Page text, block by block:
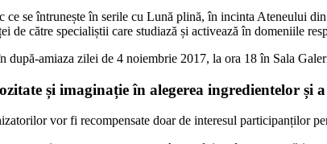
se întrunește în serile cu Lună plină, în incinta Ateneului
de către specialiștii care studiază și activează în domeniile
după-amiaza zilei de 4 noiembrie 2017, la ora 18 în Sala
și imaginație în alegerea ingredientelor și
vor fi recompensate doar de interesul participanților